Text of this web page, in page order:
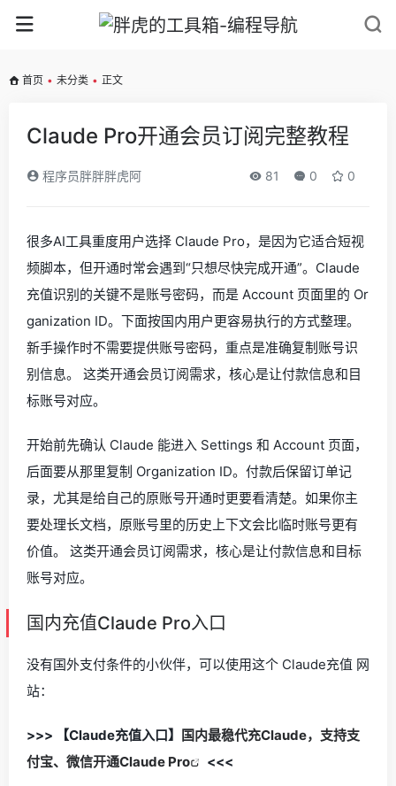
首页 • 未分类 • 正文
Claude Pro开通会员订阅完整教程
程序员胖胖胖虎阿 81 0 0
很多AI工具重度用户选择 Claude Pro，是因为它适合短视
频脚本，但开通时常会遇到“只想尽快完成开通”。Claude
充值识别的关键不是账号密码，而是 Account 页面里的 Or
ganization ID。下面按国内用户更容易执行的方式整理。
新手操作时不需要提供账号密码，重点是准确复制账号识
别信息。 这类开通会员订阅需求，核心是让付款信息和目
标账号对应。
开始前先确认 Claude 能进入 Settings 和 Account 页面，
后面要从那里复制 Organization ID。付款后保留订单记
录，尤其是给自己的原账号开通时更要看清楚。如果你主
要处理长文档，原账号里的历史上下文会比临时账号更有
价值。 这类开通会员订阅需求，核心是让付款信息和目标
账号对应。
国内充值Claude Pro入口
没有国外支付条件的小伙伴，可以使用这个 Claude充值 网
站：
>>> 【Claude充值入口】 国内最稳代充Claude，支持支
付宝、微信开通Claude Pro
<<<